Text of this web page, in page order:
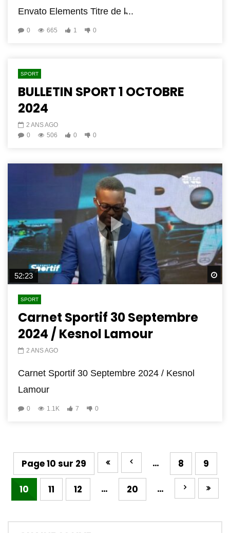
Envato Elements Titre de l̵...
0 665 1 0
SPORT
BULLETIN SPORT 1 OCTOBRE
2024
2 ANS AGO
0
506 0 0
52:23
SPORT
Carnet Sportif 30 Septembre
2024 / Kesnol Lamour
2 ANS AGO
Carnet Sportif 30 Septembre 2024 / Kesnol
Lamour
0 1.1K 7 0
Page 10 sur 29 … 8 9
10 11 12 … 20 …